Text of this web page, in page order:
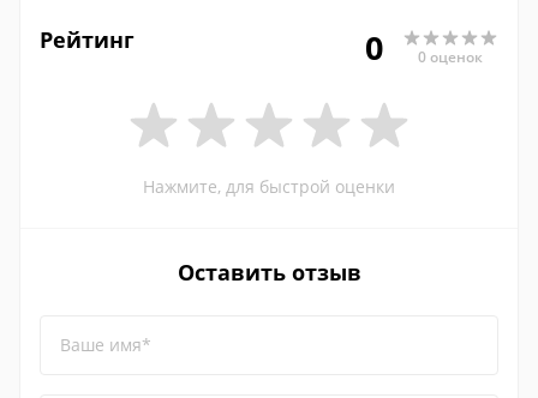
Рейтинг 0 0 оценок
Нажмите, для быстрой оценки
Оставить отзыв
Ваше имя*